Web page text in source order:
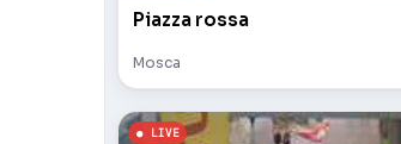
Piazza rossa
Mosca